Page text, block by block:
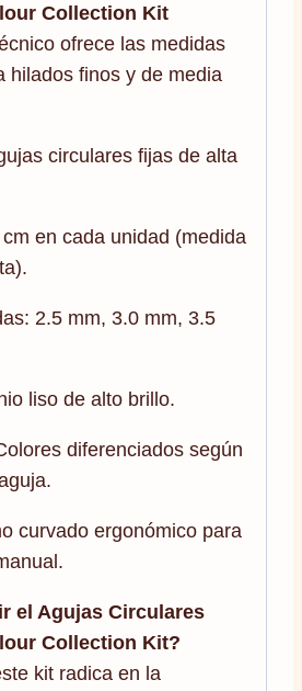
Collection Kit
ofrece las medidas
hilados finos y de media
circulares fijas de alta
en cada unidad (medida
2.5 mm, 3.0 mm, 3.5
liso de alto brillo.
diferenciados según
curvado ergonómico para
el Agujas Circulares
Collection Kit?
kit radica en la